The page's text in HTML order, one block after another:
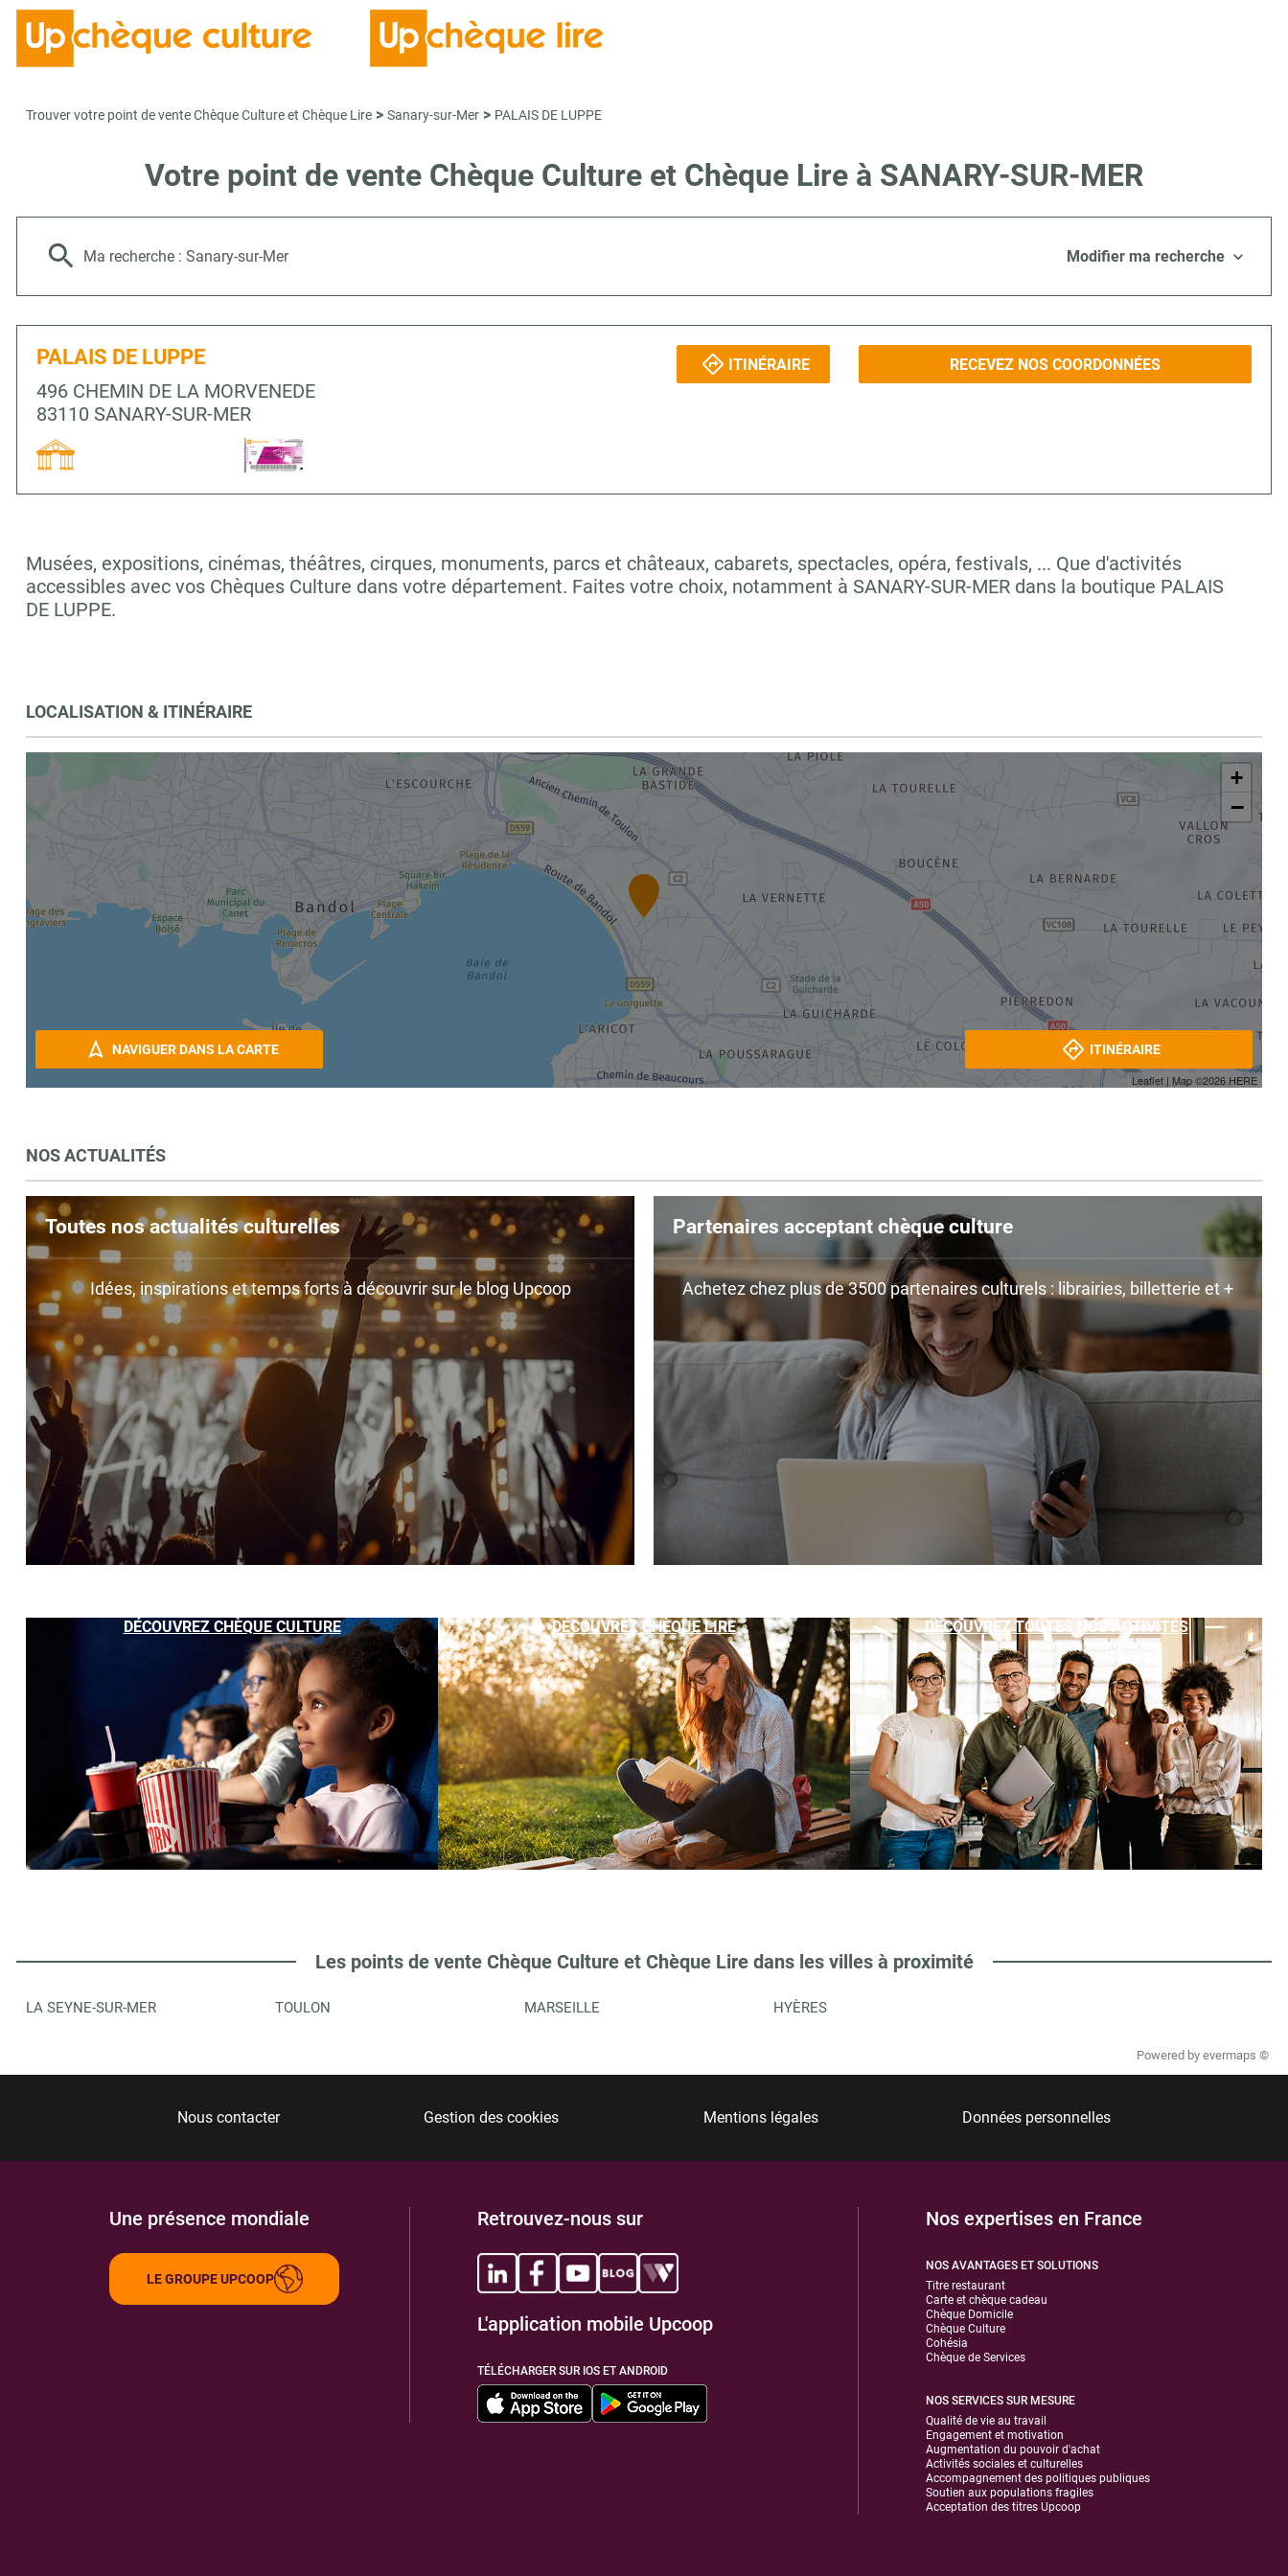
Trouver votre point de vente Chèque Culture et Chèque Lire > Sanary-sur-Mer > PALAIS DE LUPPE
Votre point de vente Chèque Culture et Chèque Lire à SANARY-SUR-MER
Ma recherche : Sanary-sur-Mer Modifier ma recherche
PALAIS DE LUPPE
496 CHEMIN DE LA MORVENEDE
83110 SANARY-SUR-MER
ITINÉRAIRE RECEVEZ NOS COORDONNÉES
Musées, expositions, cinémas, théâtres, cirques, monuments, parcs et châteaux, cabarets, spectacles, opéra, festivals, ... Que d'activités
accessibles avec vos Chèques Culture dans votre département. Faites votre choix, notamment à SANARY-SUR-MER dans la boutique PALAIS
DE LUPPE.
LOCALISATION & ITINÉRAIRE
+
−
Leaflet | Map ©2026 HERE
NAVIGUER DANS LA CARTE ITINÉRAIRE
NOS ACTUALITÉS
Toutes nos actualités culturelles
Idées, inspirations et temps forts à découvrir sur le blog Upcoop
Partenaires acceptant chèque culture
Achetez chez plus de 3500 partenaires culturels : librairies, billetterie et +
DÉCOUVREZ CHÈQUE CULTURE DÉCOUVREZ CHÈQUE LIRE DÉCOUVREZ TOUTES NOS ACTIVITÉS
Les points de vente Chèque Culture et Chèque Lire dans les villes à proximité
LA SEYNE-SUR-MER TOULON MARSEILLE HYÈRES
Powered by evermaps ©
Nous contacter Gestion des cookies Mentions légales Données personnelles
Une présence mondiale
LE GROUPE UPCOOP
Retrouvez-nous sur
L'application mobile Upcoop
TÉLÉCHARGER SUR IOS ET ANDROID
Nos expertises en France
NOS AVANTAGES ET SOLUTIONS
Titre restaurant
Carte et chèque cadeau
Chèque Domicile
Chèque Culture
Cohésia
Chèque de Services
NOS SERVICES SUR MESURE
Qualité de vie au travail
Engagement et motivation
Augmentation du pouvoir d'achat
Activités sociales et culturelles
Accompagnement des politiques publiques
Soutien aux populations fragiles
Acceptation des titres Upcoop